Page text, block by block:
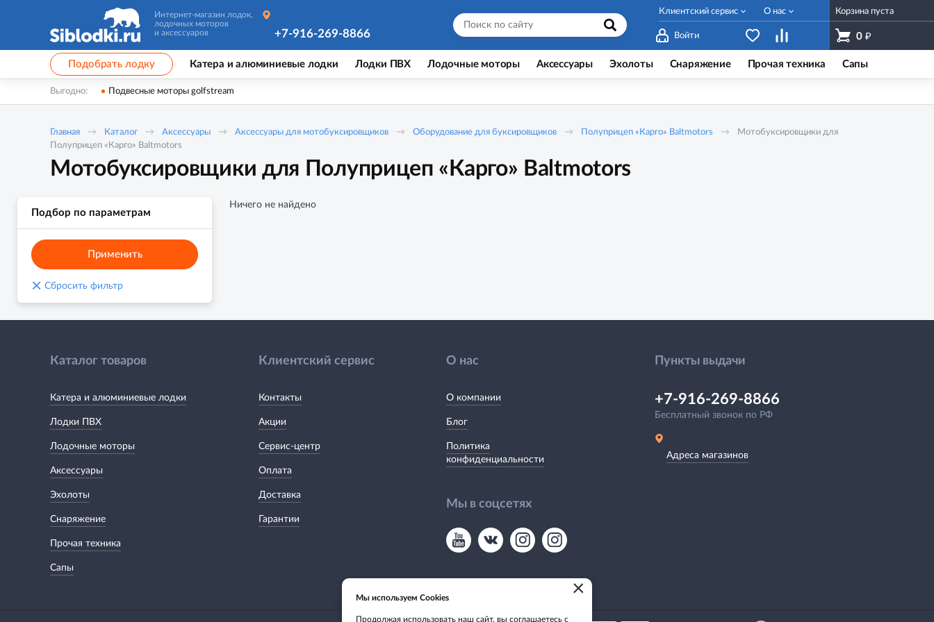
Интернет-магазин лодок,
лодочных моторов
и аксессуаров
Войти
Корзина пуста
0 ₽
+7-916-269-8866
Клиентский сервис О нас
Подобрать лодку Катера и алюминиевые лодки Лодки ПВХ Лодочные моторы Аксессуары Эхолоты Снаряжение Прочая техника Сапы
Выгодно: Подвесные моторы golfstream
Главная Каталог Аксессуары Аксессуары для мотобуксировщиков Оборудование для буксировщиков Полуприцеп «Карго» Baltmotors
Мотобуксировщики для
Полуприцеп «Карго» Baltmotors
Мотобуксировщики для Полуприцеп «Карго» Baltmotors
Подбор по параметрам
Применить
× Сбросить фильтр
Ничего не найдено
Каталог товаров
Катера и алюминиевые лодки
Лодки ПВХ
Лодочные моторы
Аксессуары
Эхолоты
Снаряжение
Прочая техника
Сапы
Клиентский сервис
Контакты
Акции
Сервис-центр
Оплата
Доставка
Гарантии
О нас
О компании
Блог
Политика
конфиденциальности
Мы в соцсетях
Пункты выдачи
+7-916-269-8866
Бесплатный звонок по РФ
Адреса магазинов
×
Мы используем Cookies
Продолжая использовать наш сайт, вы соглашаетесь с